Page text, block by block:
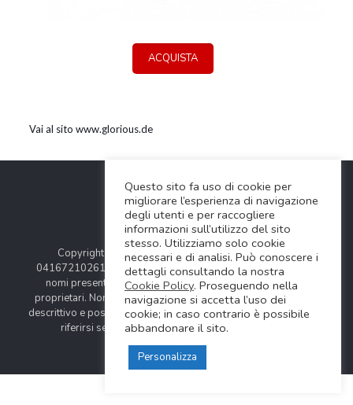
ACQUISTA
Vai al sito www.glorious.de
Copyright © 2024 Soundwave Distribution Srl - P.I.
04167210261 |
COOKIES POLICY| Tutti i marchi, i prodotti e i
nomi presentati in questo sito sono registrati dai legittimi
proprietari. Nomi e caratteristiche sono citati solamente al fine
descrittivo e possono variare senza obbligo di preavviso, quindi
riferirsi sempre ai siti web dei rispettivi costruttori.
Questo sito fa uso di cookie per
migliorare l’esperienza di navigazione
degli utenti e per raccogliere
informazioni sull’utilizzo del sito
stesso. Utilizziamo solo cookie
necessari e di analisi. Può conoscere i
dettagli consultando la nostra
Cookie Policy. Proseguendo nella
navigazione si accetta l’uso dei
cookie; in caso contrario è possibile
abbandonare il sito.
Personalizza